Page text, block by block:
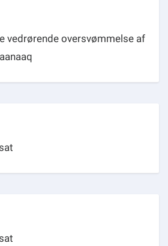
vedrørende oversvømmelse af